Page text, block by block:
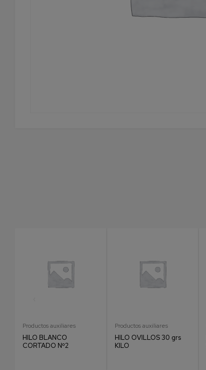
Productos auxiliares
HILO BLANCO
CORTADO Nº2
Productos auxiliares
HILO OVILLOS 30 grs
KILO